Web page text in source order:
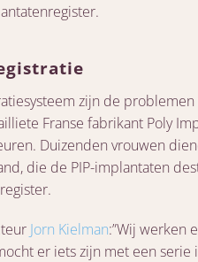
zijn de
Franse fabrikant Poly
Duizenden vrouwen
die de PIP-implantaten
Jorn Kielman:”Wij werken
er iets zijn met een